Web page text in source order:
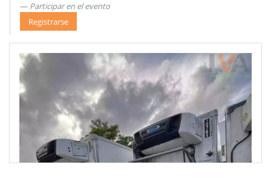
Participar en el evento
Registrarse